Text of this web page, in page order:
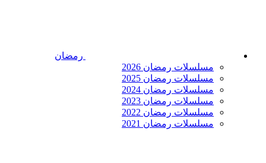
رمضان
مسلسلات رمضان 2026
مسلسلات رمضان 2025
مسلسلات رمضان 2024
مسلسلات رمضان 2023
مسلسلات رمضان 2022
مسلسلات رمضان 2021